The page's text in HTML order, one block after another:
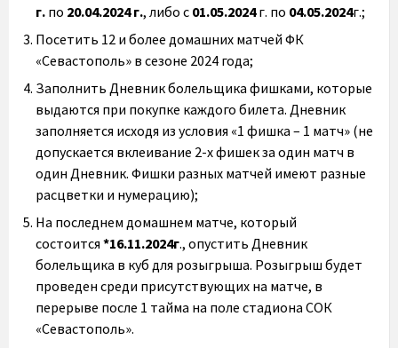
г. по 20.04.2024 г., либо с 01.05.2024г. по 04.05.2024г.;
Посетить 12 и более домашних матчей ФК
«Севастополь» в сезоне 2024 года;
Заполнить Дневник болельщика фишками, которые
выдаются при покупке каждого билета. Дневник
заполняется исходя из условия «1 фишка – 1 матч» (не
допускается вклеивание 2-х фишек за один матч в
один Дневник. Фишки разных матчей имеют разные
расцветки и нумерацию);
На последнем домашнем матче, который
состоится *16.11.2024г., опустить Дневник
болельщика в куб для розыгрыша. Розыгрыш будет
проведен среди присутствующих на матче, в
перерыве после 1 тайма на поле стадиона СОК
«Севастополь».